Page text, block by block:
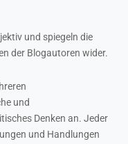
und spiegeln die
der Blogautoren wider.
und
Denken an. Jeder
und Handlungen